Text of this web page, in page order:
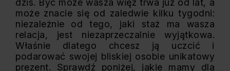
dziś. Być może wasza więź trwa już od lat, a
może znacie się od zaledwie kilku tygodni:
niezależnie od tego, jaki staż ma wasza
relacja, jest niezaprzeczalnie wyjątkowa.
Właśnie dlatego chcesz ją uczcić i
podarować swojej bliskiej osobie unikatowy
prezent. Sprawdź poniżej, jakie mamy dla